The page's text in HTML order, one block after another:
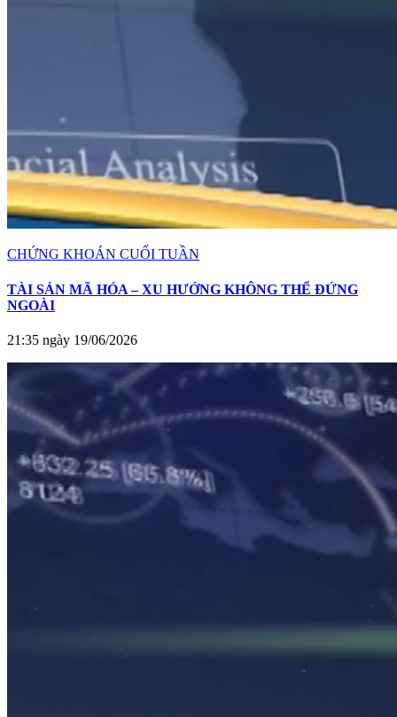
CHỨNG KHOÁN CUỐI TUẦN
TÀI SẢN MÃ HÓA – XU HƯỚNG KHÔNG THỂ ĐỨNG
NGOÀI
21:35 ngày 19/06/2026